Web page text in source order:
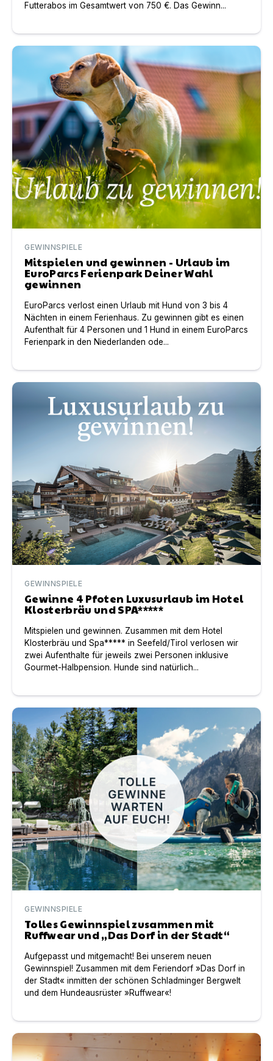
Futterabos im Gesamtwert von 750 €. Das Gewinn...
Mitspielen und gewinnen - Urlaub im EuroParcs
GEWINNSPIELE
Mitspielen und gewinnen - Urlaub im
EuroParcs Ferienpark Deiner Wahl
gewinnen
EuroParcs verlost einen Urlaub mit Hund von 3 bis 4
Nächten in einem Ferienhaus. Zu gewinnen gibt es einen
Aufenthalt für 4 Personen und 1 Hund in einem EuroParcs
Ferienpark in den Niederlanden ode...
Gewinne 4 Pfoten Luxusurlaub im Hotel Klosterbräu
GEWINNSPIELE
Gewinne 4 Pfoten Luxusurlaub im Hotel
Klosterbräu und SPA*****
Mitspielen und gewinnen. Zusammen mit dem Hotel
Klosterbräu und Spa***** in Seefeld/Tirol verlosen wir
zwei Aufenthalte für jeweils zwei Personen inklusive
Gourmet-Halbpension. Hunde sind natürlich...
Tolles Gewinnspiel zusammen mit Ruffwear und „Das
GEWINNSPIELE
Tolles Gewinnspiel zusammen mit
Ruffwear und „Das Dorf in der Stadt“
Aufgepasst und mitgemacht! Bei unserem neuen
Gewinnspiel! Zusammen mit dem Feriendorf »Das Dorf in
der Stadt« inmitten der schönen Schladminger Bergwelt
und dem Hundeausrüster »Ruffwear«!
Traumauszeit in den MANOAH Naturhäusern